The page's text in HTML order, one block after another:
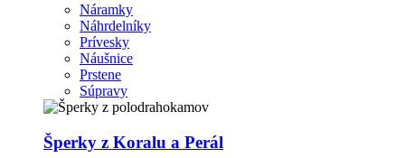
Náramky
Náhrdelníky
Prívesky
Náušnice
Prstene
Súpravy
Šperky z Koralu a Perál